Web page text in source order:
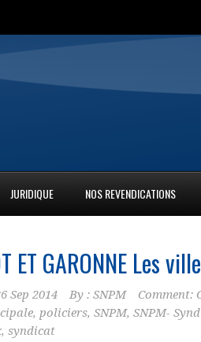
JURIDIQUE NOS REVENDICATIONS
ET GARONNE Les
Sep 2014 By : SNPM Comment:
, policiers, SNPM, SNPM-
, syndicat